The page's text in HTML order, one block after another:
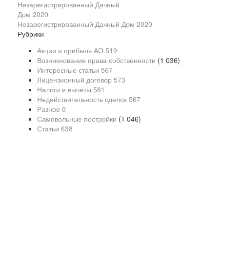
Незарегистрированный Дачный Дом 2020
Рубрики
Акции и прибыль АО 519
Возникнование права собственности (1 036)
Интересные статьи 567
Лицензионный договор 573
Налоги и вычеты 581
Недействительность сделок 567
Разное 0
Самовольные постройки (1 046)
Статьи 638